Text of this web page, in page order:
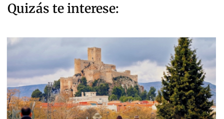
Quizás te interese: